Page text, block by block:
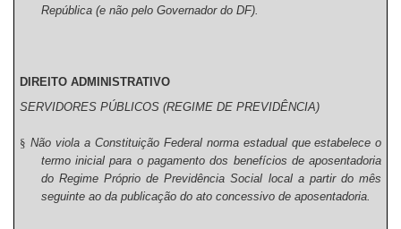
República (e não pelo Governador do DF).
DIREITO ADMINISTRATIVO
SERVIDORES PÚBLICOS (REGIME DE PREVIDÊNCIA)
§ Não viola a Constituição Federal norma estadual que estabelece o
termo inicial para o pagamento dos benefícios de aposentadoria
do Regime Próprio de Previdência Social local a partir do mês
seguinte ao da publicação do ato concessivo de aposentadoria.